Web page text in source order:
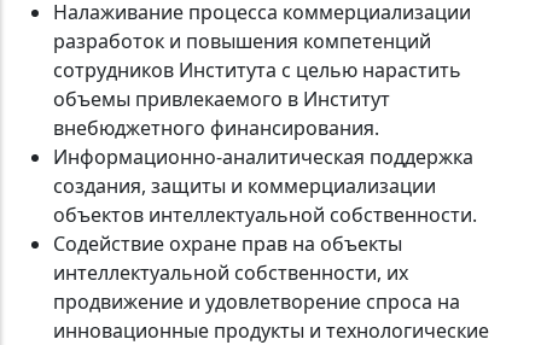
Налаживание процесса коммерциализации
разработок и повышения компетенций
сотрудников Института с целью нарастить
объемы привлекаемого в Институт
внебюджетного финансирования.
Информационно-аналитическая поддержка
создания, защиты и коммерциализации
объектов интеллектуальной собственности.
Содействие охране прав на объекты
интеллектуальной собственности, их
продвижение и удовлетворение спроса на
инновационные продукты и технологические